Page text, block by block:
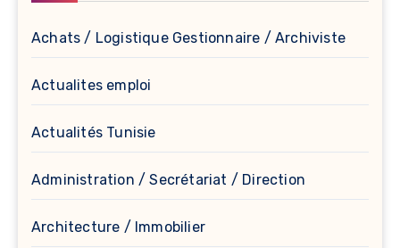
Achats / Logistique Gestionnaire / Archiviste
Actualites emploi
Actualités Tunisie
Administration / Secrétariat / Direction
Architecture / Immobilier